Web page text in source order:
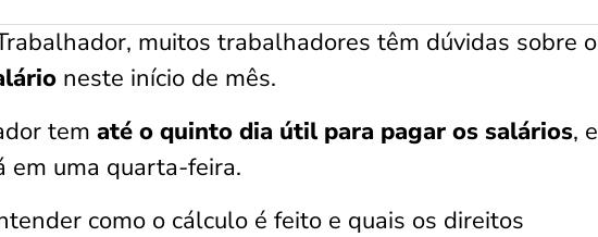
muitos trabalhadores têm dúvidas sobre o
neste início de mês.
tem até o quinto dia útil para pagar os salários, e
em uma quarta-feira.
como o cálculo é feito e quais os direitos